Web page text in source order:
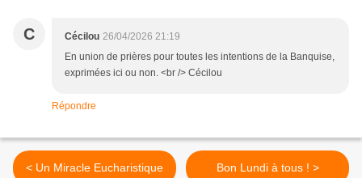
C Cécilou 26/04/2026 21:19
En union de prières pour toutes les intentions de la Banquise,
exprimées ici ou non. <br /> Cécilou
Répondre
< Un Miracle Eucharistique Bon Lundi à tous ! >